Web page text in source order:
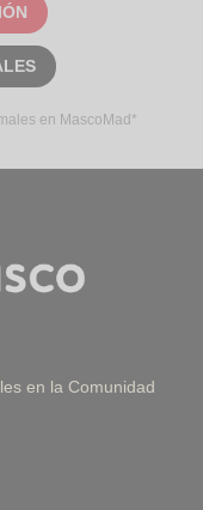
en MascoMad*
en la Comunidad